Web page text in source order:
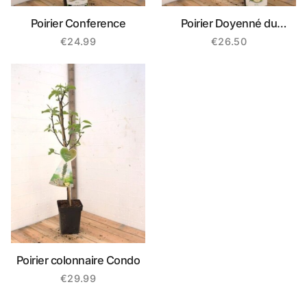
Poirier Conference
€24.99
Poirier Doyenné du
Comice
€26.50
Poirier colonnaire Condo
€29.99